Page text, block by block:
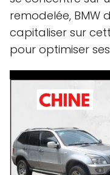
remodelée, BMW
capitaliser sur
pour optimiser